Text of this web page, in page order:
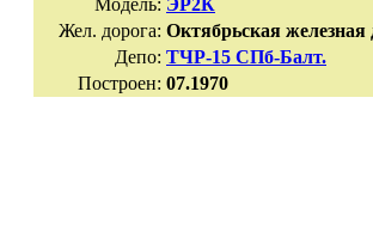
Модель: ЭР2К
Жел. дорога: Октябрьская железная
Депо: ТЧР-15 СПб-Балт.
Построен: 07.1970